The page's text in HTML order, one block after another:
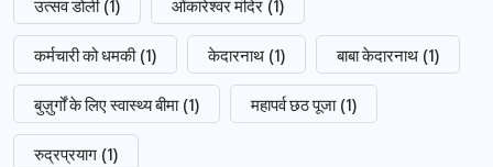
उत्सव डोली (1) ओंकारेश्वर मंदिर (1)
कर्मचारी को धमकी (1) केदारनाथ (1) बाबा केदारनाथ (1)
बुज़ुर्गों के लिए स्वास्थ्य बीमा (1) महापर्व छठ पूजा (1)
रुद्रप्रयाग (1)